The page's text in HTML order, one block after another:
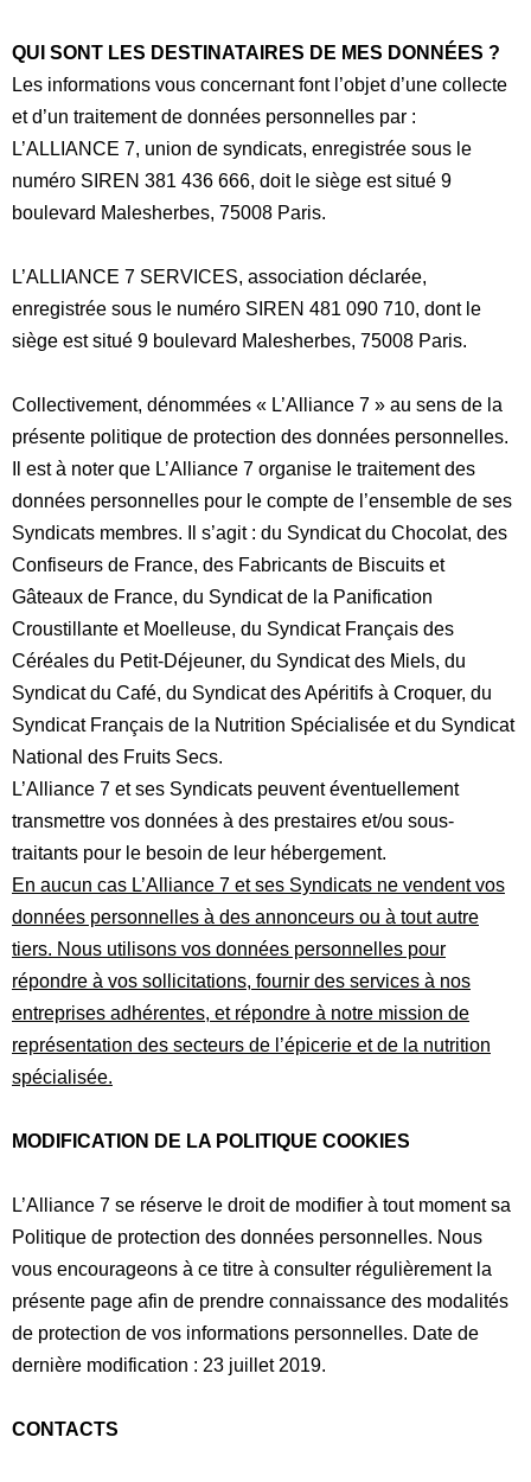
QUI SONT LES DESTINATAIRES DE MES DONNÉES ?
Les informations vous concernant font l’objet d’une collecte
et d’un traitement de données personnelles par :
L’ALLIANCE 7, union de syndicats, enregistrée sous le
numéro SIREN 381 436 666, doit le siège est situé 9
boulevard Malesherbes, 75008 Paris.
L’ALLIANCE 7 SERVICES, association déclarée,
enregistrée sous le numéro SIREN 481 090 710, dont le
siège est situé 9 boulevard Malesherbes, 75008 Paris.
Collectivement, dénommées « L’Alliance 7 » au sens de la
présente politique de protection des données personnelles.
Il est à noter que L’Alliance 7 organise le traitement des
données personnelles pour le compte de l’ensemble de ses
Syndicats membres. Il s’agit : du Syndicat du Chocolat, des
Confiseurs de France, des Fabricants de Biscuits et
Gâteaux de France, du Syndicat de la Panification
Croustillante et Moelleuse, du Syndicat Français des
Céréales du Petit-Déjeuner, du Syndicat des Miels, du
Syndicat du Café, du Syndicat des Apéritifs à Croquer, du
Syndicat Français de la Nutrition Spécialisée et du Syndicat
National des Fruits Secs.
L’Alliance 7 et ses Syndicats peuvent éventuellement
transmettre vos données à des prestaires et/ou sous-
traitants pour le besoin de leur hébergement.
En aucun cas L’Alliance 7 et ses Syndicats ne vendent vos
données personnelles à des annonceurs ou à tout autre
tiers. Nous utilisons vos données personnelles pour
répondre à vos sollicitations, fournir des services à nos
entreprises adhérentes, et répondre à notre mission de
représentation des secteurs de l’épicerie et de la nutrition
spécialisée.
MODIFICATION DE LA POLITIQUE COOKIES
L’Alliance 7 se réserve le droit de modifier à tout moment sa
Politique de protection des données personnelles. Nous
vous encourageons à ce titre à consulter régulièrement la
présente page afin de prendre connaissance des modalités
de protection de vos informations personnelles. Date de
dernière modification : 23 juillet 2019.
CONTACTS